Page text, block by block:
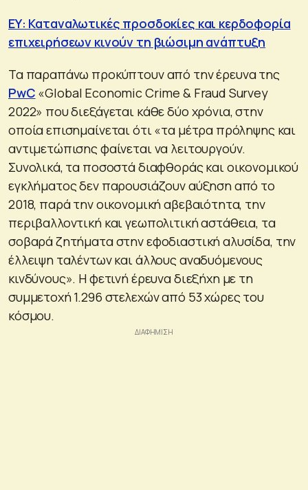
ΕΥ: Καταναλωτικές προσδοκίες και κερδοφορία
επιχειρήσεων κινούν τη βιώσιμη ανάπτυξη
Τα παραπάνω προκύπτουν από την έρευνα της
PwC «Global Economic Crime & Fraud Survey
2022» που διεξάγεται κάθε δύο χρόνια, στην
οποία επισημαίνεται ότι «τα μέτρα πρόληψης και
αντιμετώπισης φαίνεται να λειτουργούν.
Συνολικά, τα ποσοστά διαφθοράς και οικονομικού
εγκλήματος δεν παρουσιάζουν αύξηση από το
2018, παρά την οικονομική αβεβαιότητα, την
περιβαλλοντική και γεωπολιτική αστάθεια, τα
σοβαρά ζητήματα στην εφοδιαστική αλυσίδα, την
έλλειψη ταλέντων και άλλους αναδυόμενους
κινδύνους». Η φετινή έρευνα διεξήχη με τη
συμμετοχή 1.296 στελεχών από 53 χώρες του
κόσμου.